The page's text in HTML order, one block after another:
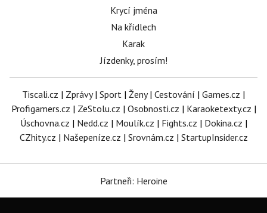
Krycí jména
Na křídlech
Karak
Jízdenky, prosím!
Tiscali.cz | Zprávy| Sport | Ženy| Cestování | Games.cz |
Profigamers.cz | ZeStolu.cz | Osobnosti.cz | Karaoketexty.cz |
Úschovna.cz | Nedd.cz | Moulík.cz | Fights.cz | Dokina.cz |
CZhity.cz | Našepeníze.cz | Srovnám.cz | StartupInsider.cz
Partneři: Heroine